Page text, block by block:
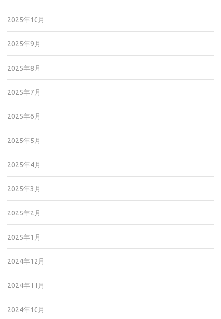
2025年10月
2025年9月
2025年8月
2025年7月
2025年6月
2025年5月
2025年4月
2025年3月
2025年2月
2025年1月
2024年12月
2024年11月
2024年10月